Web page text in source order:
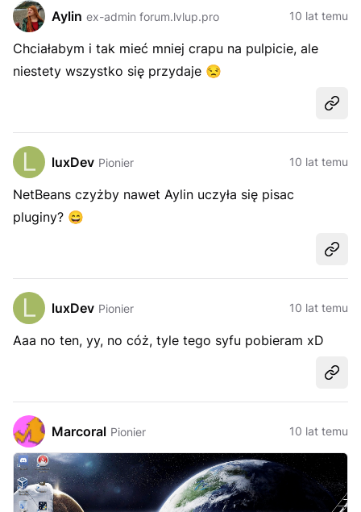
Aylin ex-admin forum.lvlup.pro 10 lat temu
Chciałabym i tak mieć mniej crapu na pulpicie, ale
niestety wszystko się przydaje 😒
luxDev Pionier 10 lat temu
NetBeans czyżby nawet Aylin uczyła się pisac
pluginy? 😄
luxDev Pionier 10 lat temu
Aaa no ten, yy, no cóż, tyle tego syfu pobieram xD
Marcoral Pionier 10 lat temu